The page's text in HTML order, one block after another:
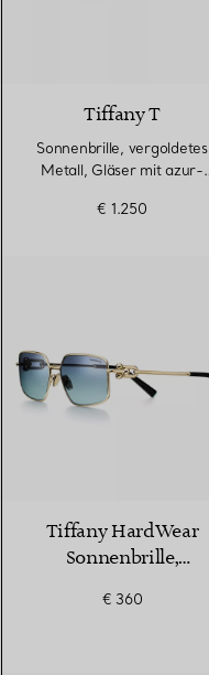
Tiffany T
Sonnenbrille, vergoldetes
Metall, Gläser mit azur-
€ 1.250
Tiffany HardWear
Sonnenbrille,
Metall, Gläser in
€ 360